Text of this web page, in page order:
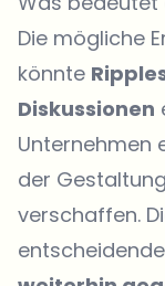
Die mögliche
könnte
Diskussionen
Unternehmen
der
verschaffen.